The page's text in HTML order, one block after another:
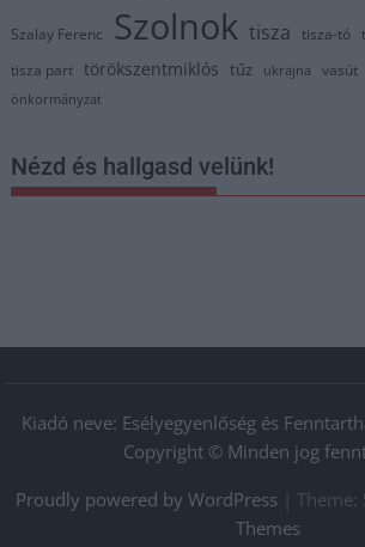
Szalay Ferenc Szolnok tisza tisza-tó
tisza part törökszentmiklós tűz ukrajna vasút
önkormányzat
Nézd és hallgasd velünk!
Kiadó neve: Esélyegyenlőség és
Copyright © Minden jog
Proudly powered by WordPress
Theme:
Themes